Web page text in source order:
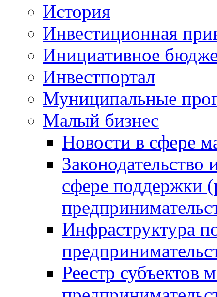
История
Инвестиционная
Инициативное
Инвестпортал
Муниципальные
Малый бизнес
Новости в сфере
сфере поддержки
Инфраструктура
Реестр субъектов